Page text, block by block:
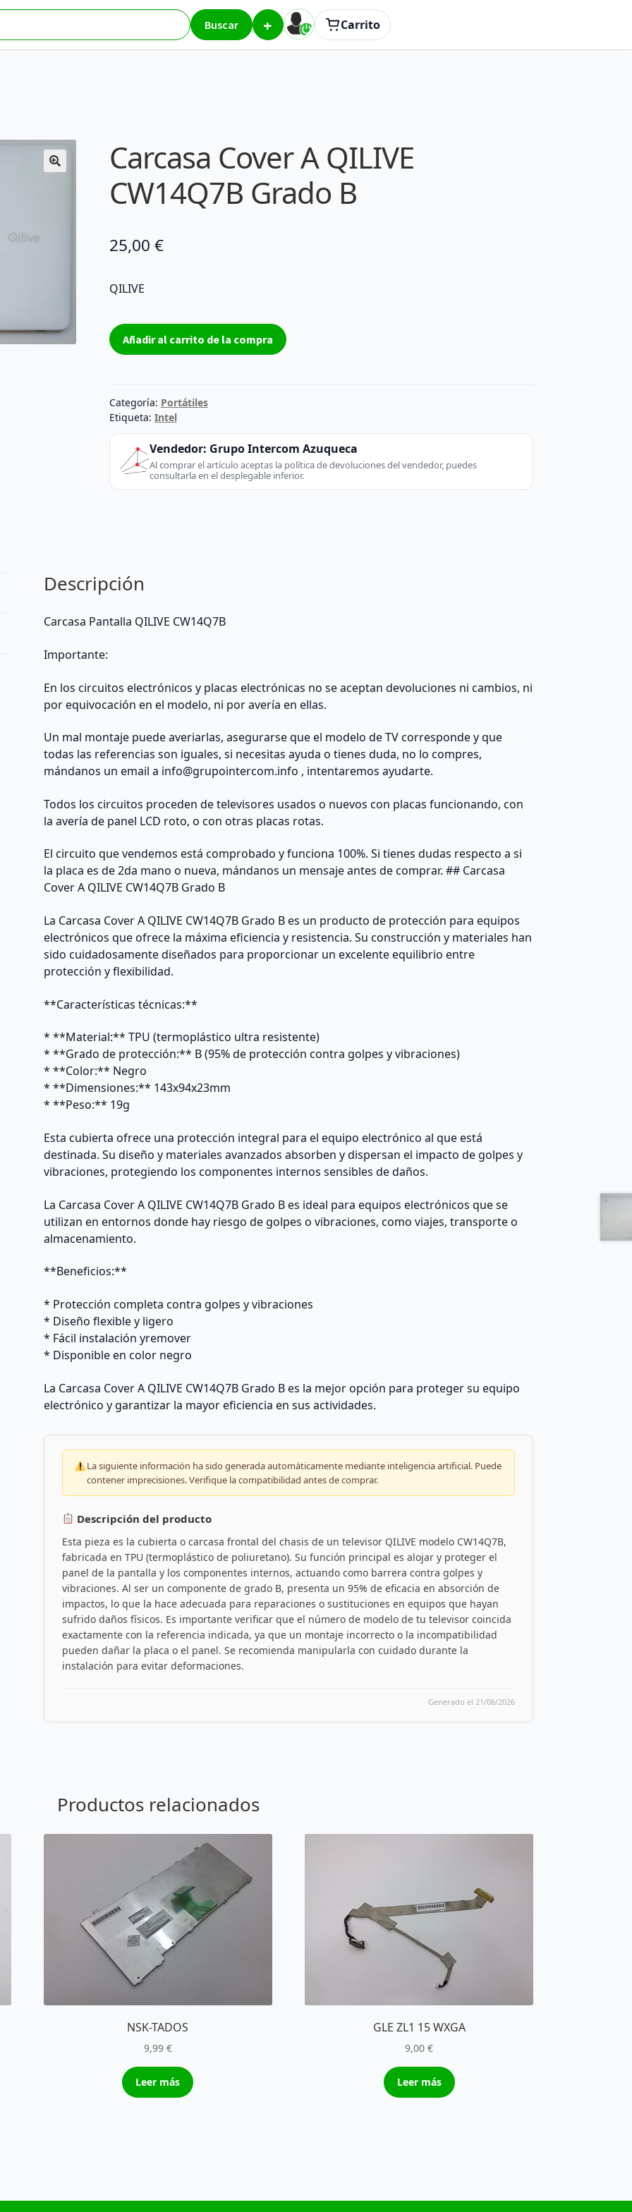
Buscar + Carrito
Carcasa Cover A QILIVE
CW14Q7B Grado B
25,00 €
QILIVE
Carcasa
Cover
CW14Q7B
Grado
B
cantidad
Añadir al carrito de la compra
Categoría: Portátiles
Etiqueta: Intel
Vendedor: Grupo Intercom Azuqueca
Al comprar el artículo aceptas la política de devoluciones del vendedor, puedes
consultarla en el desplegable inferior.
Descripción
Carcasa Pantalla QILIVE CW14Q7B
Importante:
En los circuitos electrónicos y placas electrónicas no se aceptan devoluciones ni cambios, ni
por equivocación en el modelo, ni por avería en ellas.
Un mal montaje puede averiarlas, asegurarse que el modelo de TV corresponde y que
todas las referencias son iguales, si necesitas ayuda o tienes duda, no lo compres,
mándanos un email a info@grupointercom.info , intentaremos ayudarte.
Todos los circuitos proceden de televisores usados o nuevos con placas funcionando, con
la avería de panel LCD roto, o con otras placas rotas.
El circuito que vendemos está comprobado y funciona 100%. Si tienes dudas respecto a si
la placa es de 2da mano o nueva, mándanos un mensaje antes de comprar. ## Carcasa
Cover A QILIVE CW14Q7B Grado B
La Carcasa Cover A QILIVE CW14Q7B Grado B es un producto de protección para equipos
electrónicos que ofrece la máxima eficiencia y resistencia. Su construcción y materiales han
sido cuidadosamente diseñados para proporcionar un excelente equilibrio entre
protección y flexibilidad.
**Características técnicas:**
* **Material:** TPU (termoplástico ultra resistente)
* **Grado de protección:** B (95% de protección contra golpes y vibraciones)
* **Color:** Negro
* **Dimensiones:** 143x94x23mm
* **Peso:** 19g
Esta cubierta ofrece una protección integral para el equipo electrónico al que está
destinada. Su diseño y materiales avanzados absorben y dispersan el impacto de golpes y
vibraciones, protegiendo los componentes internos sensibles de daños.
La Carcasa Cover A QILIVE CW14Q7B Grado B es ideal para equipos electrónicos que se
utilizan en entornos donde hay riesgo de golpes o vibraciones, como viajes, transporte o
almacenamiento.
**Beneficios:**
* Protección completa contra golpes y vibraciones
* Diseño flexible y ligero
* Fácil instalación yremover
* Disponible en color negro
La Carcasa Cover A QILIVE CW14Q7B Grado B es la mejor opción para proteger su equipo
electrónico y garantizar la mayor eficiencia en sus actividades.
La siguiente información ha sido generada automáticamente mediante inteligencia artificial. Puede
contener imprecisiones. Verifique la compatibilidad antes de comprar.
Descripción del producto
Esta pieza es la cubierta o carcasa frontal del chasis de un televisor QILIVE modelo CW14Q7B,
fabricada en TPU (termoplástico de poliuretano). Su función principal es alojar y proteger el
panel de la pantalla y los componentes internos, actuando como barrera contra golpes y
vibraciones. Al ser un componente de grado B, presenta un 95% de eficacia en absorción de
impactos, lo que la hace adecuada para reparaciones o sustituciones en equipos que hayan
sufrido daños físicos. Es importante verificar que el número de modelo de tu televisor coincida
exactamente con la referencia indicada, ya que un montaje incorrecto o la incompatibilidad
pueden dañar la placa o el panel. Se recomienda manipularla con cuidado durante la
instalación para evitar deformaciones.
Generado el 21/06/2026
Productos relacionados
NSK-TADOS
9,99 €
Leer más
GLE ZL1 15 WXGA
9,00€
Leer más